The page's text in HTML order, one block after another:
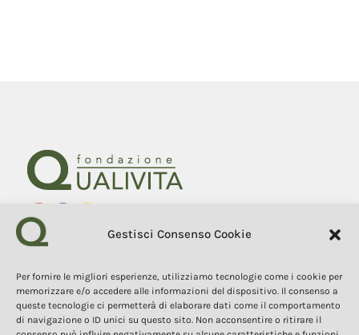
Gestisci Consenso Cookie
Per fornire le migliori esperienze, utilizziamo tecnologie come i cookie per
memorizzare e/o accedere alle informazioni del dispositivo. Il consenso a
queste tecnologie ci permetterà di elaborare dati come il comportamento
di navigazione o ID unici su questo sito. Non acconsentire o ritirare il
Fondazione Qualivita
Tel. +39 0577 1503049
COPYRIGHT 2025